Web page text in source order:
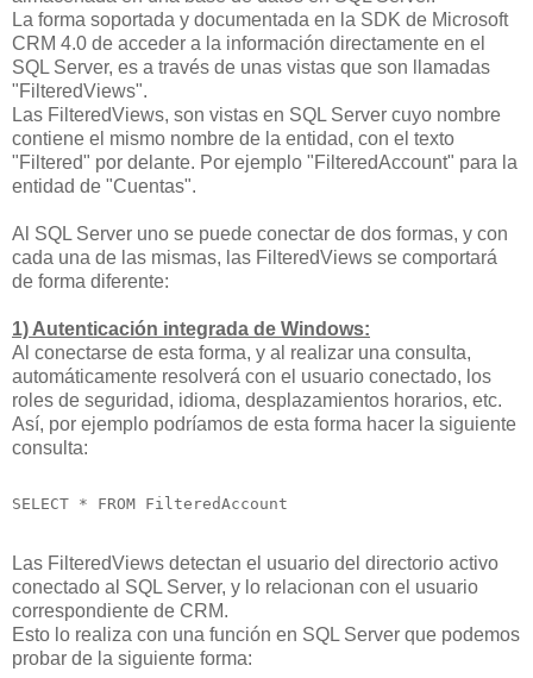
La forma soportada y documentada en la SDK de Microsoft
CRM 4.0 de acceder a la información directamente en el
SQL Server, es a través de unas vistas que son llamadas
"FilteredViews".
Las FilteredViews, son vistas en SQL Server cuyo nombre
contiene el mismo nombre de la entidad, con el texto
"Filtered" por delante. Por ejemplo "FilteredAccount" para la
entidad de "Cuentas".
Al SQL Server uno se puede conectar de dos formas, y con
cada una de las mismas, las FilteredViews se comportará
de forma diferente:
1) Autenticación integrada de Windows:
Al conectarse de esta forma, y al realizar una consulta,
automáticamente resolverá con el usuario conectado, los
roles de seguridad, idioma, desplazamientos horarios, etc.
Así, por ejemplo podríamos de esta forma hacer la siguiente
consulta:
SELECT * FROM FilteredAccount
Las FilteredViews detectan el usuario del directorio activo
conectado al SQL Server, y lo relacionan con el usuario
correspondiente de CRM.
Esto lo realiza con una función en SQL Server que podemos
probar de la siguiente forma: